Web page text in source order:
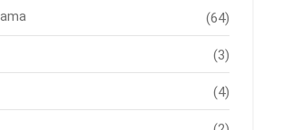
(64)
(3)
(4)